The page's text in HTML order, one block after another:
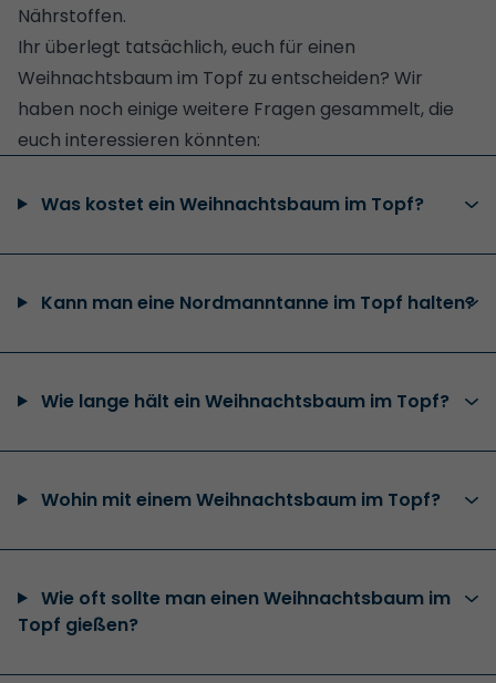
Nährstoffen.
Ihr überlegt tatsächlich, euch für einen
Weihnachtsbaum im Topf zu entscheiden? Wir
haben noch einige weitere Fragen gesammelt, die
euch interessieren könnten:
Was kostet ein Weihnachtsbaum im Topf?
Kann man eine Nordmanntanne im Topf halten?
Wie lange hält ein Weihnachtsbaum im Topf?
Wohin mit einem Weihnachtsbaum im Topf?
Wie oft sollte man einen Weihnachtsbaum im
Topf gießen?